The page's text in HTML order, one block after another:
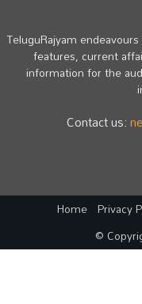
TeluguRajyam
features, current
information for the
Contact us:
Home Privacy
©